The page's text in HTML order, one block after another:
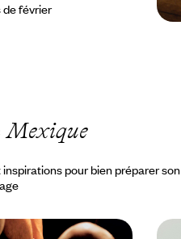
février
Mexique
pour bien préparer son